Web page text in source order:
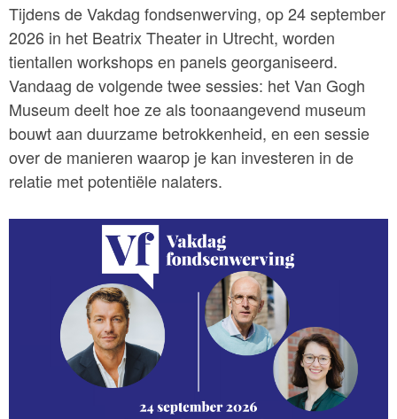
Tijdens de Vakdag fondsenwerving, op 24 september
2026 in het Beatrix Theater in Utrecht, worden
tientallen workshops en panels georganiseerd.
Vandaag de volgende twee sessies: het Van Gogh
Museum deelt hoe ze als toonaangevend museum
bouwt aan duurzame betrokkenheid, en een sessie
over de manieren waarop je kan investeren in de
relatie met potentiële nalaters.